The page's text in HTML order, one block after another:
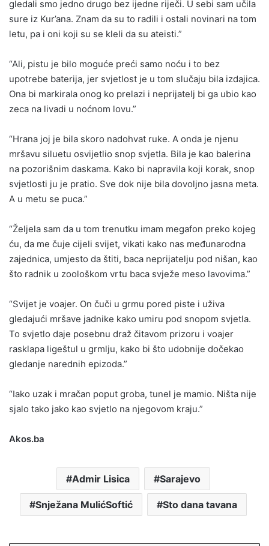
gledali smo jedno drugo bez ijedne riječi. U sebi sam učila
sure iz Kur’ana. Znam da su to radili i ostali novinari na tom
letu, pa i oni koji su se kleli da su ateisti.”
“Ali, pistu je bilo moguće preći samo noću i to bez
upotrebe baterija, jer svjetlost je u tom slučaju bila izdajica.
Ona bi markirala onog ko prelazi i neprijatelj bi ga ubio kao
zeca na livadi u noćnom lovu.”
“Hrana joj je bila skoro nadohvat ruke. A onda je njenu
mršavu siluetu osvijetlio snop svjetla. Bila je kao balerina
na pozorišnim daskama. Kako bi napravila koji korak, snop
svjetlosti ju je pratio. Sve dok nije bila dovoljno jasna meta.
A u metu se puca.”
“Željela sam da u tom trenutku imam megafon preko kojeg
ću, da me čuje cijeli svijet, vikati kako nas međunarodna
zajednica, umjesto da štiti, baca neprijatelju pod nišan, kao
što radnik u zoološkom vrtu baca svježe meso lavovima.”
“Svijet je voajer. On čuči u grmu pored piste i uživa
gledajući mršave jadnike kako umiru pod snopom svjetla.
To svjetlo daje posebnu draž čitavom prizoru i voajer
rasklapa ligeštul u grmlju, kako bi što udobnije dočekao
gledanje narednih epizoda.”
“Iako uzak i mračan poput groba, tunel je mamio. Ništa nije
sjalo tako jako kao svjetlo na njegovom kraju.”
Akos.ba
Admir Lisica Sarajevo
Snježana MulićSoftić Sto dana tavana